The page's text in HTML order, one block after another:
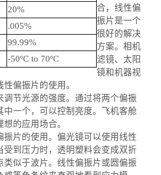
20%
.005%
99.99%
-50ºC to 70ºC
合，线性偏
振片是一个
很好的解决
方案。相机
滤镜、太阳
镜和机器视
偏振片的使用。
调节光源的强度。通过将两个偏振
中一个，可以控制亮度。飞机客舱
的应用场合。
振片的使用。偏光镜可以使用线性
受到压力时，透明塑料会变成双折
类似于波片。线性偏振片或圆偏振